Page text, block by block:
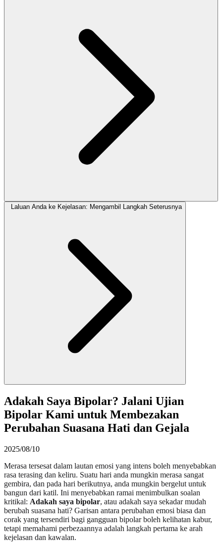
Laluan Anda ke Kejelasan: Mengambil Langkah Seterusnya
Adakah Saya Bipolar? Jalani Ujian
Bipolar Kami untuk Membezakan
Perubahan Suasana Hati dan Gejala
2025/08/10
Merasa tersesat dalam lautan emosi yang intens boleh menyebabkan
rasa terasing dan keliru. Suatu hari anda mungkin merasa sangat
gembira, dan pada hari berikutnya, anda mungkin bergelut untuk
bangun dari katil. Ini menyebabkan ramai menimbulkan soalan
kritikal: Adakah saya bipolar, atau adakah saya sekadar mudah
berubah suasana hati? Garisan antara perubahan emosi biasa dan
corak yang tersendiri bagi gangguan bipolar boleh kelihatan kabur,
tetapi memahami perbezaannya adalah langkah pertama ke arah
kejelasan dan kawalan.